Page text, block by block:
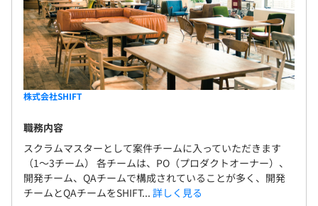
株式会社SHIFT
職務内容
スクラムマスターとして案件チームに入っていただきます
（1～3チーム） 各チームは、PO（プロダクトオーナー）、
開発チーム、QAチームで構成されていることが多く、開発
チームとQAチームをSHIFT... 詳しく見る